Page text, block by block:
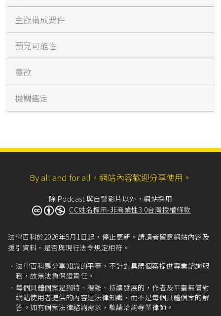
主觀構成要件
預見可能性
意欲
機關鑑定
By all and for all，網站內容歡迎分享使用。
除 Podcast 與自製影片以外，網站採用
CC姓名標示-非商業性3.0台灣授權條款
法律百科於2026年5月1日起，停止更新。請讀者留意網站內容及
援引資料，是否與現行法令規定相符。
法律百科是分享知識的平臺，不針對具體個案提供專業諮詢服
務，故無法負保證責任。
每個具體個案是獨特、複雜、持續發展的，作者及平臺無償對
網站使用者提供的內容是法律知識，而不是每個具體個案的解
答。如有個案法律諮詢需求，敬請洽詢專業律師。